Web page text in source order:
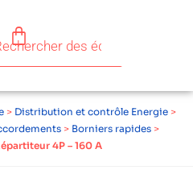
> Distribution et contrôle Energie >
> Borniers rapides >
4P – 160 A